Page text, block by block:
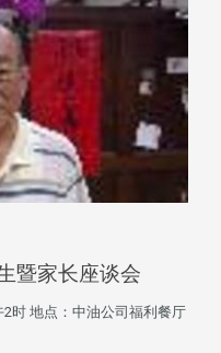
暨家长座谈会
地点：中油公司福利餐厅